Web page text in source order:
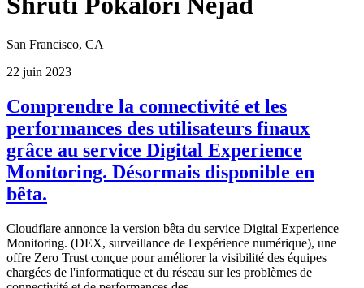
San Francisco, CA
22 juin 2023
Comprendre la connectivité et les
performances des utilisateurs finaux
grâce au service Digital Experience
Monitoring. Désormais disponible en
bêta.
Cloudflare annonce la version bêta du service Digital Experience
Monitoring. (DEX, surveillance de l'expérience numérique), une
offre Zero Trust conçue pour améliorer la visibilité des équipes
chargées de l'informatique et du réseau sur les problèmes de